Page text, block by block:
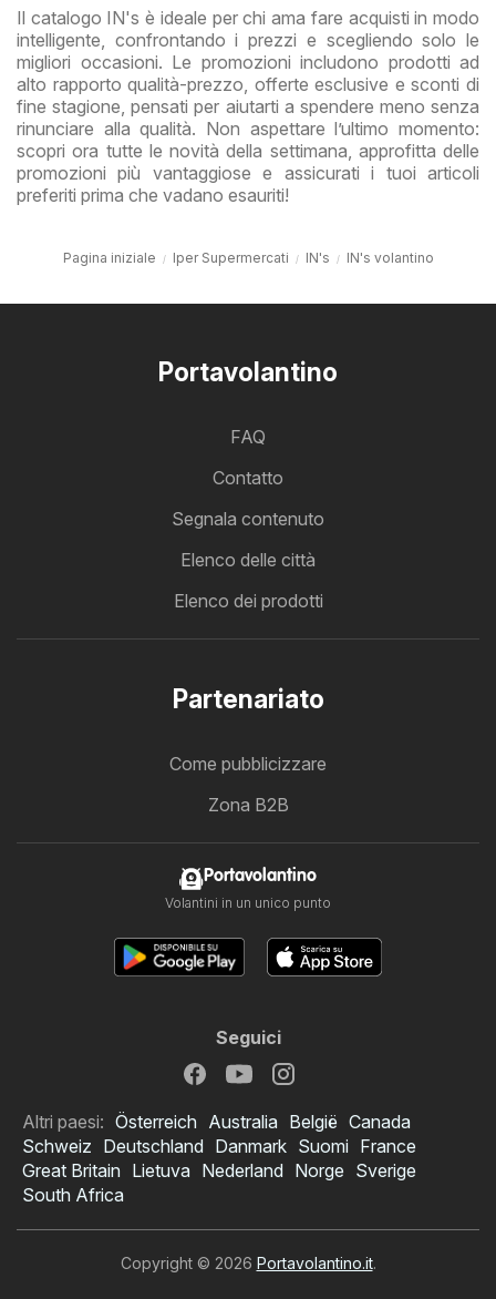
Il catalogo IN's è ideale per chi ama fare acquisti in modo
intelligente, confrontando i prezzi e scegliendo solo le
migliori occasioni. Le promozioni includono prodotti ad
alto rapporto qualità-prezzo, offerte esclusive e sconti di
fine stagione, pensati per aiutarti a spendere meno senza
rinunciare alla qualità. Non aspettare l’ultimo momento:
scopri ora tutte le novità della settimana, approfitta delle
promozioni più vantaggiose e assicurati i tuoi articoli
preferiti prima che vadano esauriti!
Pagina iniziale Iper Supermercati IN's IN's volantino
Portavolantino
FAQ
Contatto
Segnala contenuto
Elenco delle città
Elenco dei prodotti
Partenariato
Come pubblicizzare
Zona B2B
Portavolantino
Volantini in un unico punto
Seguici
Altri paesi: Österreich Australia België Canada
Schweiz Deutschland Danmark Suomi France
Great Britain Lietuva Nederland Norge Sverige
South Africa
Copyright © 2026 Portavolantino.it.